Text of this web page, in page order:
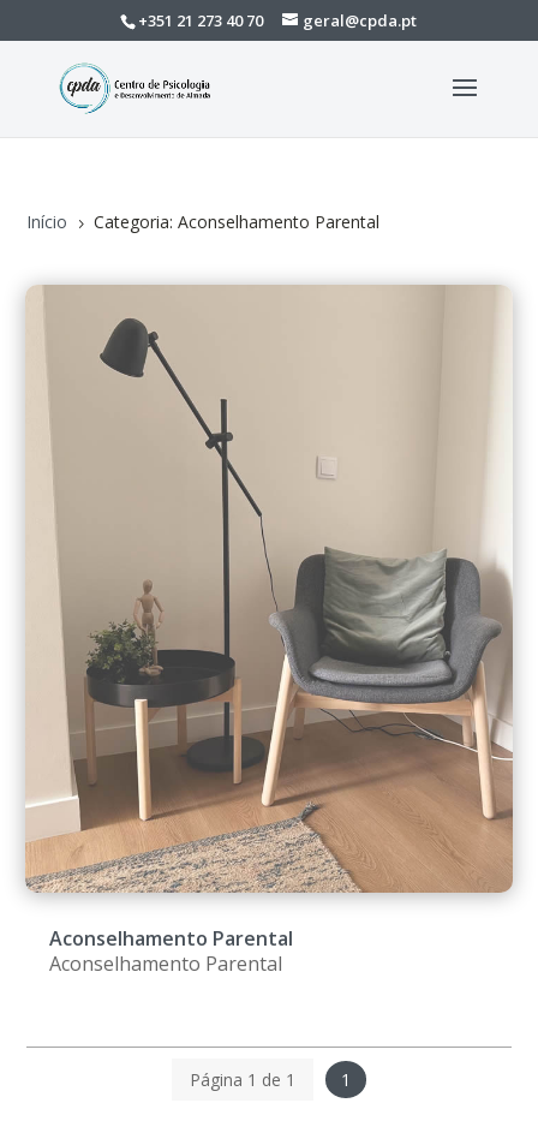
+351 21 273 40 70 geral@cpda.pt
Início 5 Categoria: Aconselhamento Parental
Aconselhamento Parental
Aconselhamento Parental
Página 1 de 1 1